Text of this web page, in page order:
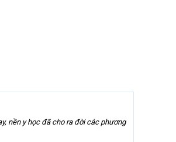
nền y học đã cho ra đời các phương